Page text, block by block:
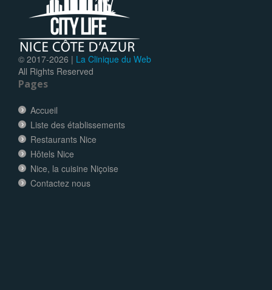
© 2017-2026 | La Clinique du Web
All Rights Reserved
Pages
Accueil
Liste des établissements
Restaurants Nice
Hôtels Nice
Nice, la cuisine Niçoise
Contactez nous